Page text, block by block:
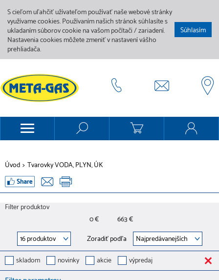
S cieľom uľahčiť užívateľom používať naše webové stránky
využívame cookies. Používaním našich stránok súhlasíte s
ukladaním súborov cookie na vašom počítači / zariadení.
Nastavenia cookies môžete zmeniť v nastavení vášho
prehliadača.
Súhlasím
Úvod > Tvarovky VODA, PLYN, ÚK
Filter produktov
0 €
663 €
Zoradiť podľa
skladom
novinky akcie výpredaj